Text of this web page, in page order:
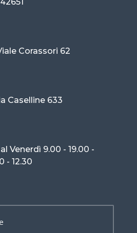
Corassori 62
Caselline 633
Venerdì 9.00 - 19.00 -
- 12.30